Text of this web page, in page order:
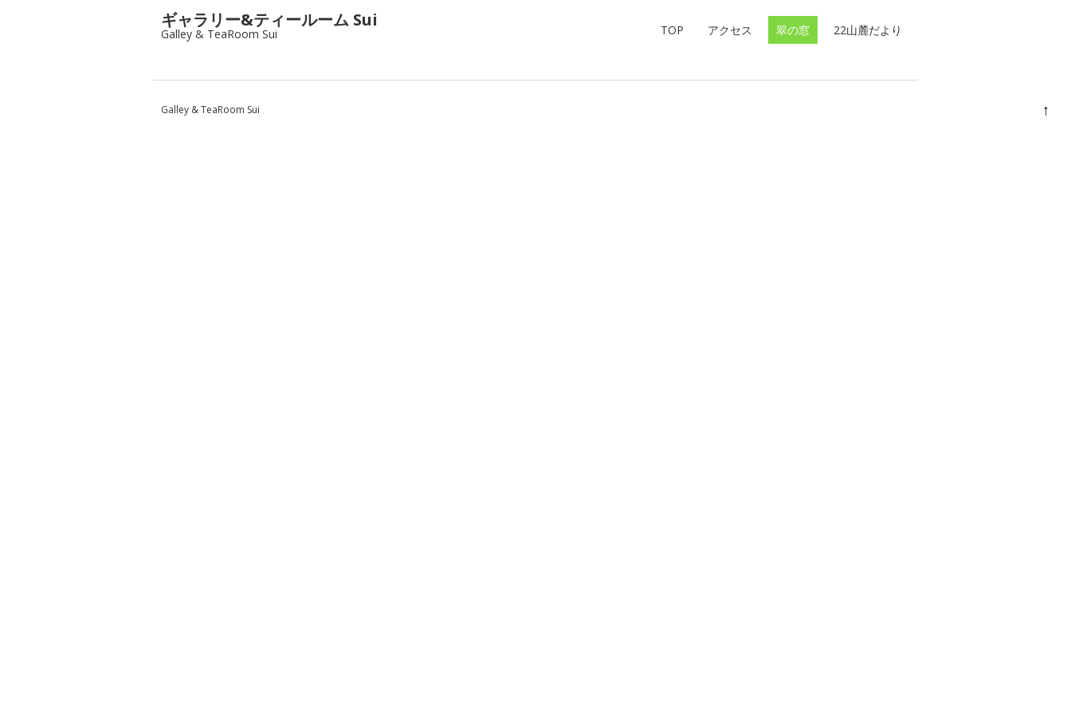
ギャラリー&ティールーム Sui
Galley & TeaRoom Sui TOP アクセス 翠の窓 22山麓だより
Galley & TeaRoom Sui ↑